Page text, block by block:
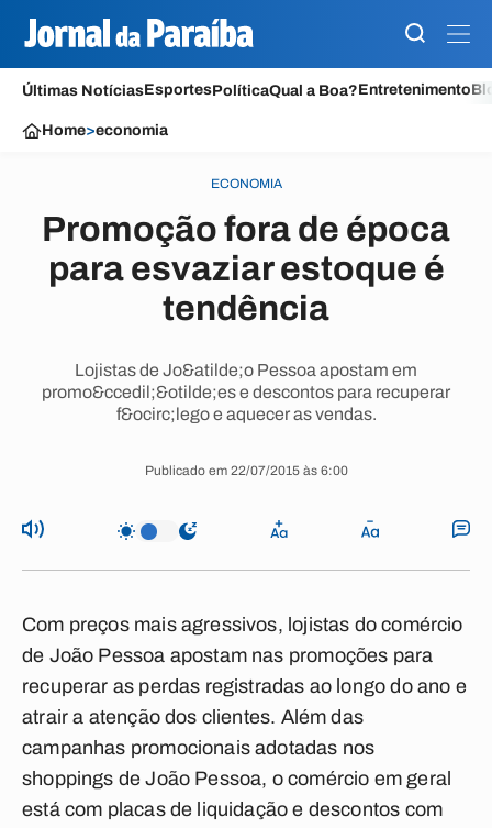
Últimas NotíciasEsportesPolíticaQual a Boa?Entretenimento
Home>economia
ECONOMIA
Promoção fora de época
para esvaziar estoque é
tendência
Lojistas de Jo&atilde;o Pessoa apostam em
promo&ccedil;&otilde;es e descontos para recuperar
f&ocirc;lego e aquecer as vendas.
Publicado em 22/07/2015 às 6:00
Com preços mais agressivos, lojistas do comércio
de João Pessoa apostam nas promoções para
recuperar as perdas registradas ao longo do ano e
atrair a atenção dos clientes. Além das
campanhas promocionais adotadas nos
shoppings de João Pessoa, o comércio em geral
está com placas de liquidação e descontos com